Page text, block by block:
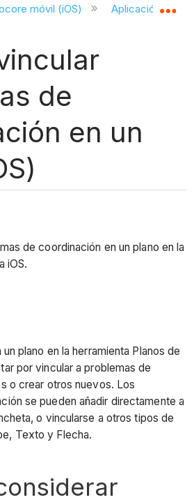
jerarquía global
móvil (iOS) Aplicación
de
en un
de coordinación en un plano en la
iOS.
plano en la herramienta Planos de
por vincular a problemas de
o crear otros nuevos. Los
se pueden añadir directamente a
o vincularse a otros tipos de
Texto y Flecha.